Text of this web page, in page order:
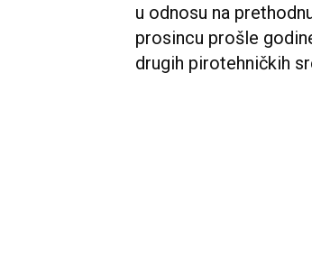
u odnosu na
prosincu prošle
drugih pirotehničkih